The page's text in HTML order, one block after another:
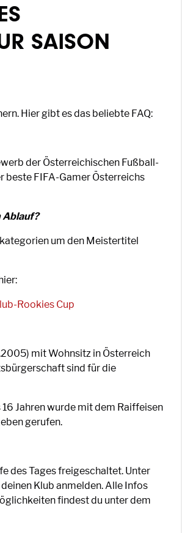
SAISON
Hier gibt es das beliebte FAQ:
der Österreichischen Fußball-
beste FIFA-Gamer Österreichs
Ablauf?
um den Meistertitel
Rookies Cup
mit Wohnsitz in Österreich
sind für die
Jahren wurde mit dem Raiffeisen
gerufen.
des Tages freigeschaltet. Unter
Klub anmelden. Alle Infos
findest du unter dem